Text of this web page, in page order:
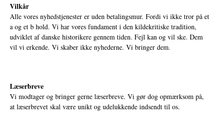
Vilkår
Alle vores nyhedstjenester er uden betalingsmur. Fordi vi ikke tror på et
a og et b hold. Vi har vores fundament i den kildekritiske tradition,
udviklet af danske historikere gennem tiden. Fejl kan og vil ske. Dem
vil vi erkende. Vi skaber ikke nyhederne. Vi bringer dem.
Læserbreve
Vi modtager og bringer gerne læserbreve. Vi gør dog opmærksom på,
at læserbrevet skal være unikt og udelukkende indsendt til os.